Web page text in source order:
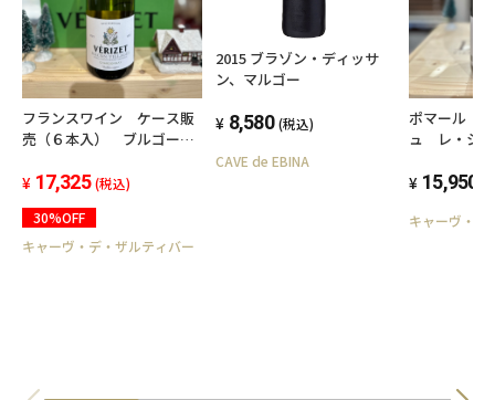
フランスワイン ケース販
売（６本入） ブルゴーニ
17,325 (税込)
30%OFF
キャーヴ・デ・ザルティバー
2015 ブラゾン・ディッサ
ン、マルゴー
8,580 (税込)
CAVE de EBINA
ポマール
ュ レ・シ
ディ・ジョ
15,950
キャーヴ・デ